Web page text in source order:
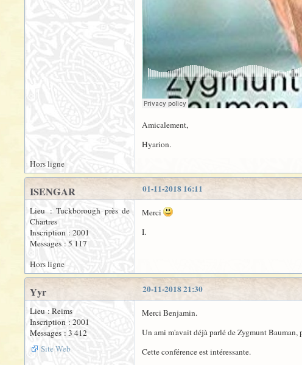
Amicalement,
Hyarion.
Hors ligne
01-11-2018 16:11
ISENGAR
Lieu : Tuckborough près de
Chartres
Inscription : 2001
Messages : 5 117
Merci
I.
Hors ligne
20-11-2018 21:30
Yyr
Lieu : Reims
Inscription : 2001
Messages : 3 412
Site Web
Merci Benjamin.
Un ami m'avait déjà parlé de Zygmunt Bauman,
Cette conférence est intéressante.